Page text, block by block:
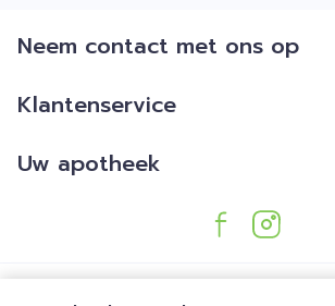
Neem contact met ons op
Klantenservice
Uw apotheek